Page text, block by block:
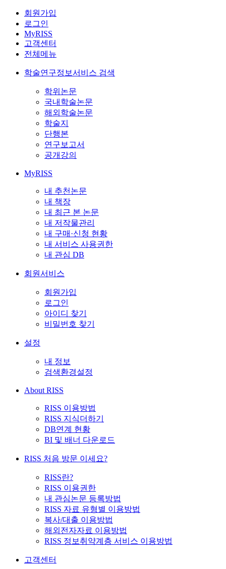
회원가입
로그인
MyRISS
고객센터
전체메뉴
학술연구정보서비스 검색
학위논문
국내학술논문
해외학술논문
학술지
단행본
연구보고서
공개강의
MyRISS
내 추천논문
내 책장
내 최근 본 논문
내 저작물관리
내 구매·신청 현황
내 서비스 사용권한
내 관심 DB
회원서비스
회원가입
로그인
아이디 찾기
비밀번호 찾기
설정
내 정보
검색환경설정
About RISS
RISS 이용방법
RISS 지식더하기
DB연계 현황
BI 및 배너 다운로드
RISS 처음 방문 이세요?
RISS란?
RISS 이용권한
내 관심논문 등록방법
RISS 자료 유형별 이용방법
복사/대출 이용방법
해외전자자료 이용방법
RISS 정보취약계층 서비스 이용방법
고객센터